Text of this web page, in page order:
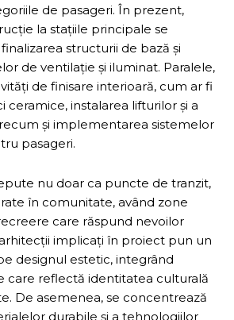
de pasageri. În prezent,
la stațiile principale se
structurii de bază și
de ventilație și iluminat. Paralele,
de finisare interioară, cum ar fi
ceramice, instalarea lifturilor și a
și implementarea sistemelor
pasageri.
nu doar ca puncte de tranzit,
în comunitate, având zone
care răspund nevoilor
implicați în proiect pun un
designul estetic, integrând
care reflectă identitatea culturală
De asemenea, se concentrează
durabile și a tehnologiilor